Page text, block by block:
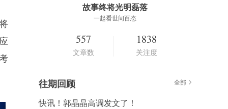
故事终将光明磊落
一起看世间百态
557
文章数
1838
关注度
往期回顾 全部
快讯！郭晶晶高调发文了！